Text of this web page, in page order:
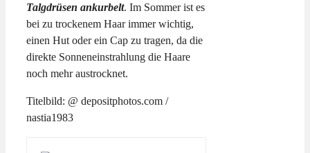
Talgdrüsen ankurbelt. Im Sommer ist es
bei zu trockenem Haar immer wichtig,
einen Hut oder ein Cap zu tragen, da die
direkte Sonneneinstrahlung die Haare
noch mehr austrocknet.
Titelbild: @ depositphotos.com /
nastia1983